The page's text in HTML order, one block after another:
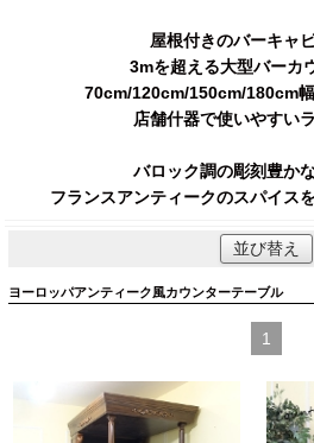
屋根付きのバーキャ
3mを超える大型バーカ
70cm/120cm/150cm/180cm
店舗什器で使いやすい
バロック調の彫刻豊か
フランスアンティークのスパイス
並び替え
ヨーロッパアンティーク風カウンターテーブル
1